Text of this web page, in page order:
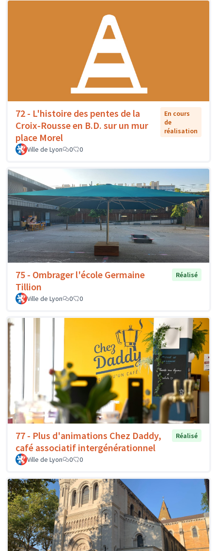
72 - L'histoire des pentes de la
Croix-Rousse en B.D. sur un mur
place Morel
En cours
de
réalisation
Ville de Lyon 0 0
75 - Ombrager l'école Germaine
Tillion
Réalisé
Ville de Lyon 0 0
77 - Plus d'animations Chez Daddy,
café associatif intergénérationnel
Réalisé
Ville de Lyon 0 0